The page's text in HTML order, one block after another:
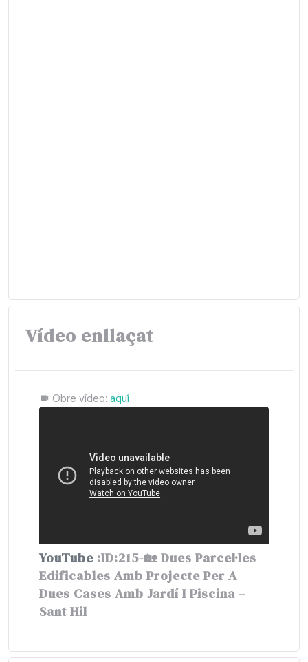
Vídeo enllaçat
Obre vídeo: aquí
YouTube :ID:215-🏡 Dues Parcel·les
Edificables Amb Projecte Per A
Dues Cases Amb Jardí I Piscina –
Sant Hil